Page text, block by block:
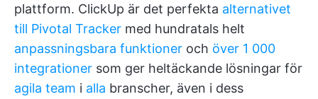
plattform. ClickUp är det perfekta alternativet
till Pivotal Tracker med hundratals helt
anpassningsbara funktioner och över 1 000
integrationer som ger heltäckande lösningar för
agila team i alla branscher, även i dess